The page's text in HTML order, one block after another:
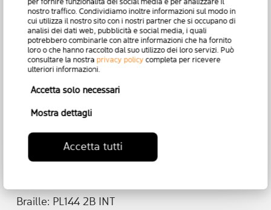
per fornire funzionalità dei social media e per analizzare il
nostro traffico. Condividiamo inoltre informazioni sul modo in
cui utilizza il nostro sito con i nostri partner che si occupano di
analisi dei dati web, pubblicità e social media, i quali
potrebbero combinarle con altre informazioni che ha fornito
loro o che hanno raccolto dal suo utilizzo dei loro servizi. Può
consultare la nostra privacy policy completa per ricevere
ulteriori informazioni.
Accetta solo necessari
Mostra dettagli
Accetta tutti
Braille: PL144 2B INT